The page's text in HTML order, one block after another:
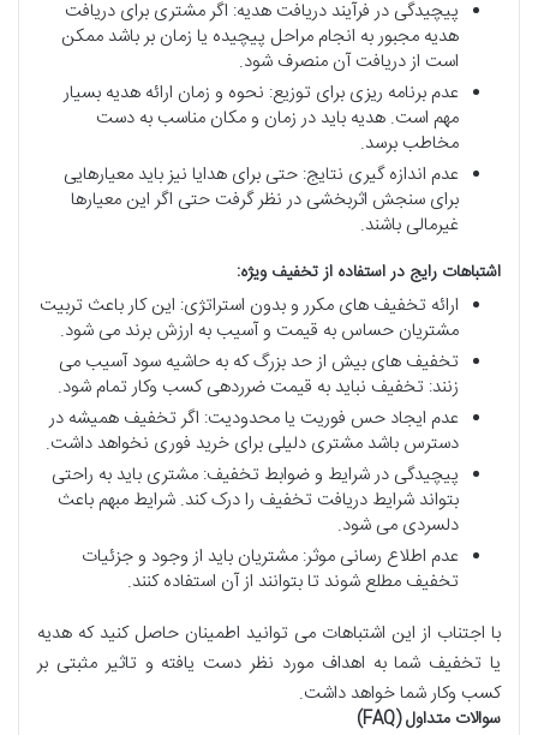
پیچیدگی در فرآیند دریافت هدیه: اگر مشتری برای دریافت
هدیه مجبور به انجام مراحل پیچیده یا زمان بر باشد ممکن
است از دریافت آن منصرف شود.
عدم برنامه ریزی برای توزیع: نحوه و زمان ارائه هدیه بسیار
مهم است. هدیه باید در زمان و مکان مناسب به دست
مخاطب برسد.
عدم اندازه گیری نتایج: حتی برای هدایا نیز باید معیارهایی
برای سنجش اثربخشی در نظر گرفت حتی اگر این معیارها
غیرمالی باشند.
اشتباهات رایج دراستفاده ازتخفیف ویژه:
ارائه تخفیف های مکرر و بدون استراتژی: این کار باعث تربیت
مشتریان حساس به قیمت و آسیب به ارزش برند می شود.
تخفیف های بیش از حد بزرگ که به حاشیه سود آسیب می
زنند: تخفیف نباید به قیمت ضرردهی کسب وکار تمام شود.
عدم ایجاد حس فوریت یا محدودیت: اگر تخفیف همیشه در
دسترس باشد مشتری دلیلی برای خرید فوری نخواهد داشت.
پیچیدگی در شرایط و ضوابط تخفیف: مشتری باید به راحتی
بتواند شرایط دریافت تخفیف را درک کند. شرایط مبهم باعث
دلسردی می شود.
عدم اطلاع رسانی موثر: مشتریان باید از وجود و جزئیات
تخفیف مطلع شوند تا بتوانند از آن استفاده کنند.
با اجتناب از این اشتباهات می توانید اطمینان حاصل کنید که هدیه
یا تخفیف شما به اهداف مورد نظر دست یافته و تاثیر مثبتی بر
کسب وکار شما خواهد داشت.
سوالات متداول(FAQ)